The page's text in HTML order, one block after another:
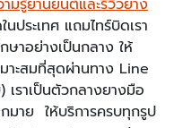
มรู้ยานยนต์และรีวิวยาง
ประเทศ แถมไทร์บิดเรา
ษาอย่างเป็นกลาง ให้
าะสมที่สุดผ่านทาง Line
ราเป็นตัวกลางยางมือ
มาย ให้บริการครบทุกรูป